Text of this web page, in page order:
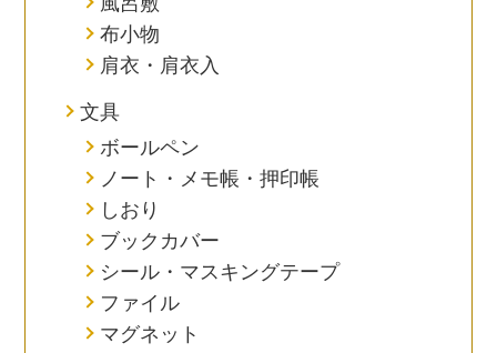
布小物
肩衣・肩衣入
文具
ボールペン
ノート・メモ帳・押印帳
しおり
ブックカバー
シール・マスキングテープ
ファイル
マグネット